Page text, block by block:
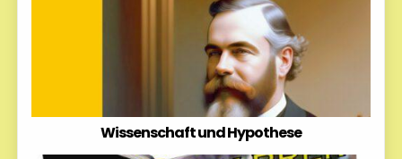
Wissenschaft und Hypothese